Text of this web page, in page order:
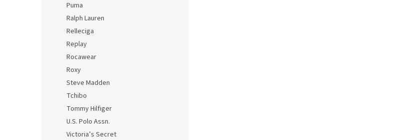
Puma
Ralph Lauren
Relleciga
Replay
Rocawear
Roxy
Steve Madden
Tchibo
Tommy Hilfiger
U.S. Polo Assn.
Victoria’s Secret